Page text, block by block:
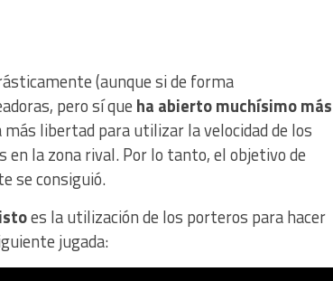
(aunque si de forma
pero sí que ha abierto muchísimo más
libertad para utilizar la velocidad de los
la zona rival. Por lo tanto, el objetivo de
se consiguió.
es la utilización de los porteros para hacer
jugada: